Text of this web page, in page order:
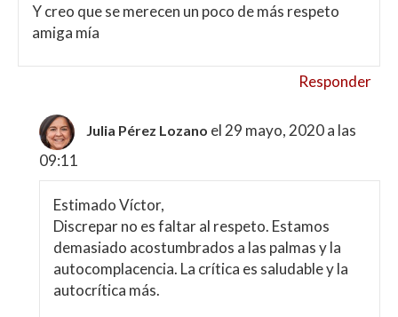
Y creo que se merecen un poco de más respeto
amiga mía
Responder
Julia Pérez Lozano el 29 mayo, 2020 a las
09:11
Estimado Víctor,
Discrepar no es faltar al respeto. Estamos
demasiado acostumbrados a las palmas y la
autocomplacencia. La crítica es saludable y la
autocrítica más.